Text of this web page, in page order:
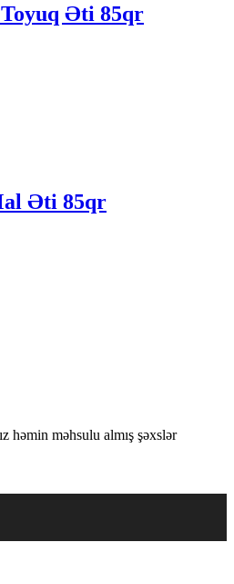
Əti 85qr
Əti 85qr
həmin məhsulu almış şəxslər